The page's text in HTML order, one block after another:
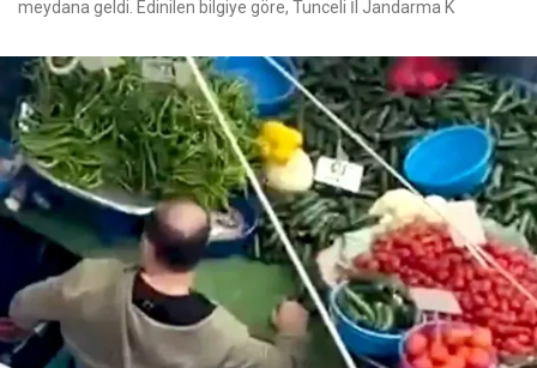
meydana geldi. Edinilen bilgiye göre, Tunceli İl Jandarma K